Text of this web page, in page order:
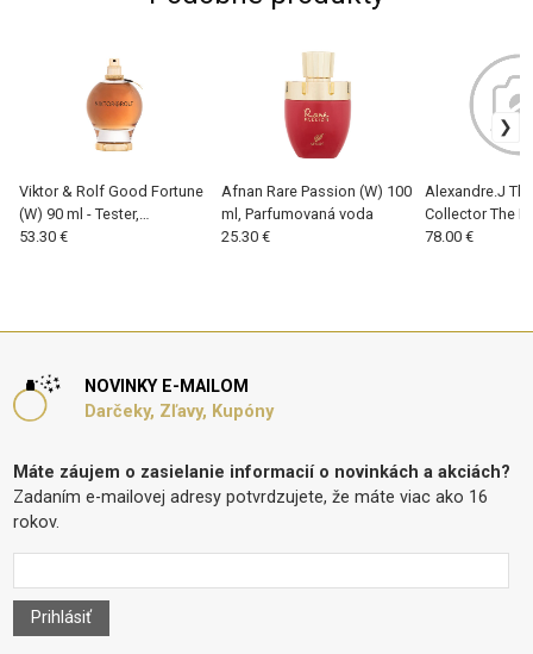
Viktor & Rolf Good Fortune
(W) 90 ml - Tester,
Parfumovaná voda
53.30 €
Afnan Rare Passion (W) 100
ml, Parfumovaná voda
25.30 €
Alexandre.J
Collector The
Amber (W) 100
78.00 €
NOVINKY E-MAILOM
Darčeky, Zľavy, Kupóny
Máte záujem o zasielanie informacií o novinkách a akciách?
Zadaním e-mailovej adresy potvrdzujete, že máte viac ako 16
rokov.
Prihlásiť